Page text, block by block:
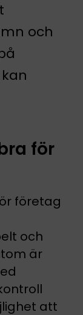
och
för
företag
och
är
att